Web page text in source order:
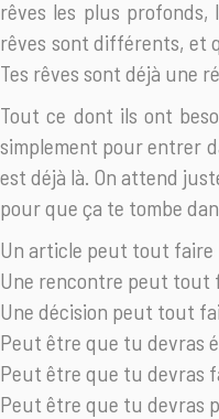
rêves les plus
rêves sont différents, et
Tes rêves sont déjà une
Tout ce dont ils ont
simplement pour entrer
est déjà là. On attend
pour que ça te tombe
Un article peut tout faire
Une rencontre peut tout
Une décision peut tout
Peut être que tu devras
Peut être que tu devras
Peut être que tu devras